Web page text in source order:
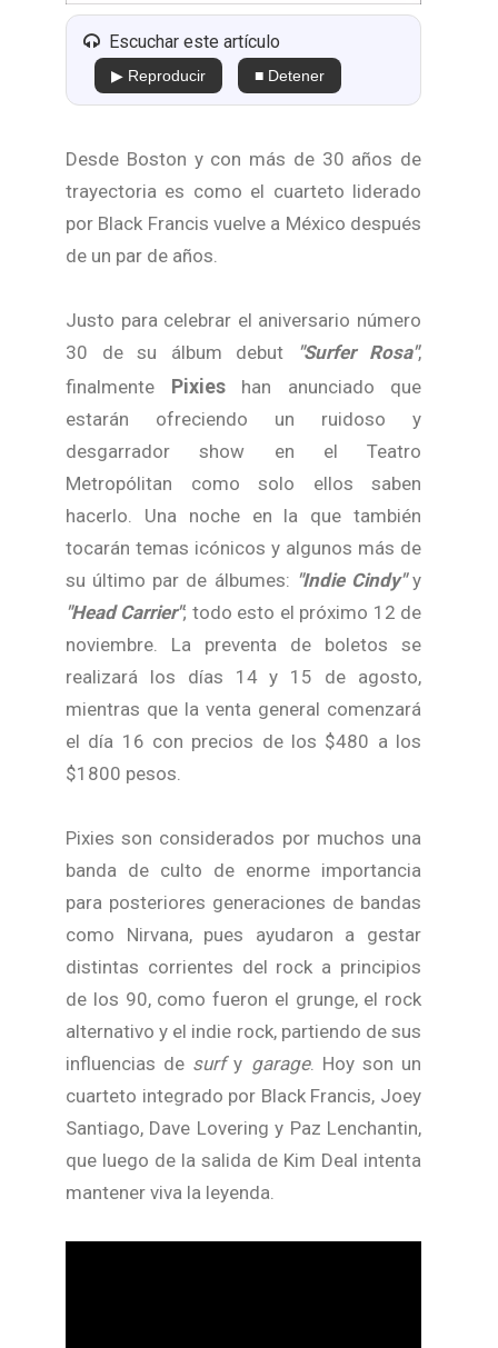
Escuchar este artículo
▶ Reproducir ■ Detener
Desde Boston y con más de 30 años de
trayectoria es como el cuarteto liderado
por Black Francis vuelve a México después
de un par de años.
Justo para celebrar el aniversario número
30 de su álbum debut
"Surfer Rosa",
finalmente Pixieshan anunciado que
estarán ofreciendo un ruidoso y
desgarrador show en el Teatro
Metropólitan como solo ellos saben
hacerlo. Una noche en la que también
tocarán temas icónicos y algunos más de
su último par de álbumes: "Indie Cindy"y
"Head Carrier"; todo esto el próximo 12 de
noviembre. La preventa de boletos se
realizará los días 14 y 15 de agosto,
mientras que la venta general comenzará
el día 16 con precios de los $480 a los
$1800 pesos.
Pixies son considerados por muchos una
banda de culto de enorme importancia
para posteriores generaciones de bandas
como Nirvana, pues ayudaron a gestar
distintas corrientes del rock a principios
de los 90, como fueron el grunge, el rock
alternativo y el indie rock, partiendo de sus
influencias de surfy garage. Hoy son un
cuarteto integrado por Black Francis, Joey
Santiago, Dave Lovering y Paz Lenchantin,
que luego de la salida de Kim Deal intenta
mantener viva la leyenda.